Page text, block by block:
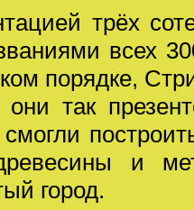
трёх
всех
порядке,
так
и
город.